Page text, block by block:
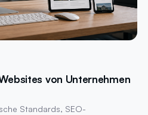
von Unternehmen
Standards, SEO-